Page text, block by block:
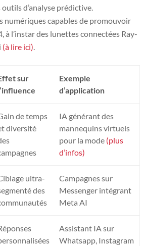
outils d’analyse prédictive.
numériques capables de promouvoir
l’instar des lunettes connectées Ray-
(à lire ici).
sur
Exemple
d’application
de temps
diversité
IA générant des
mannequins virtuels
pour la mode (plus
d’infos)
ultra-
des
Campagnes sur
Messenger intégrant
Meta AI
Assistant IA sur
Whatsapp, Instagram